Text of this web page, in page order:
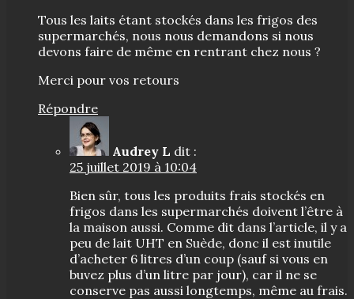
Tous les laits étant stockés dans les frigos des
supermarchés, nous nous demandons si nous
devons faire de même en rentrant chez nous ?
Merci pour vos retours
Répondre
Audrey L dit :
25 juillet 2019 à 10:04
Bien sûr, tous les produits frais stockés en
frigos dans les supermarchés doivent l’être à
la maison aussi. Comme dit dans l’article, il y a
peu de lait UHT en Suède, donc il est inutile
d’acheter 6 litres d’un coup (sauf si vous en
buvez plus d’un litre par jour), car il ne se
conserve pas aussi longtemps, même au frais.